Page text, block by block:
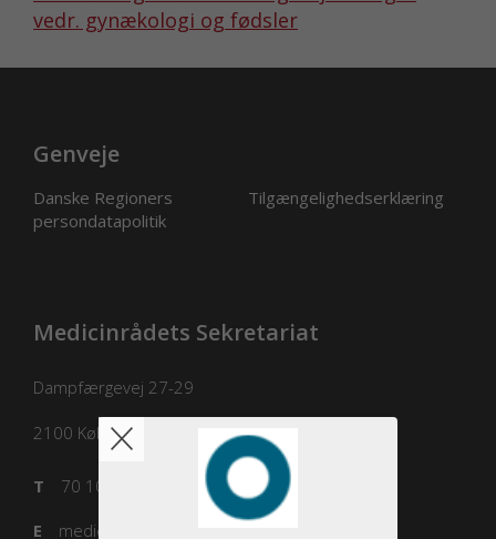
vedr. gynækologi og fødsler
Genveje
Danske Regioners
persondatapolitik
Tilgængelighedserklæring
Medicinrådets Sekretariat
Dampfærgevej 27-29
2100 København Ø
70 10 36 00
T
medicinraadet@medicinraadet.dk
E